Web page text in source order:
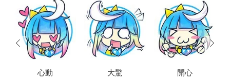
心動
大驚
開心
prev next